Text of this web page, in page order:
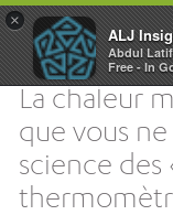
×
ALJ
Abdul
Free - In
Toggle
navigation
La chaleur
que vous
science des